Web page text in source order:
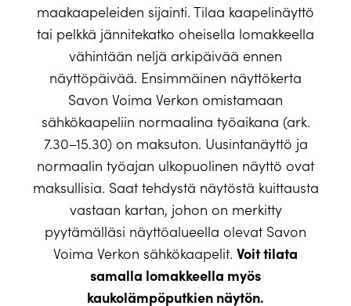
maakaapeleiden sijainti. Tilaa kaapelinäyttö
tai pelkkä jännitekatko oheisella lomakkeella
vähintään neljä arkipäivää ennen
näyttöpäivää. Ensimmäinen näyttökerta
Savon Voima Verkon omistamaan
sähkökaapeliin normaalina työaikana (ark.
7.30–15.30) on maksuton. Uusintanäyttö ja
normaalin työajan ulkopuolinen näyttö ovat
maksullisia. Saat tehdystä näytöstä kuittausta
vastaan kartan, johon on merkitty
pyytämälläsi näyttöalueella olevat Savon
Voima Verkon sähkökaapelit. Voit tilata
samalla lomakkeella myös
kaukolämpöputkien näytön.